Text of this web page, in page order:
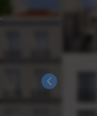
Previous